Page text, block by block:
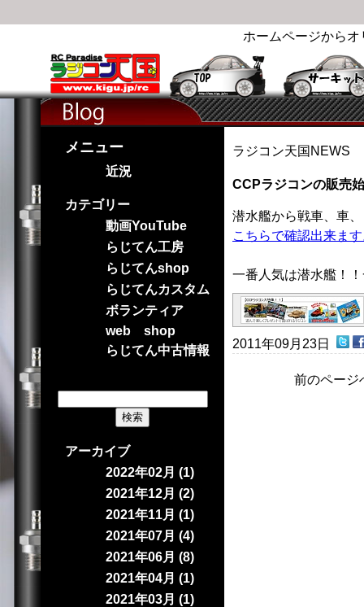
ホームページから
ラジコン天国NEWS
CCPラジコンの販売
潜水艦から戦車、車
こちらで確認出来ま
一番人気は潜水艦！
2011年09月23日
前のペー
メニュー
近況
カテゴリー
動画YouTube
らじてん工房
らじてんshop
らじてんカスタム
ボランティア
web shop
らじてん中古情報
アーカイブ
2022年02月 (1)
2021年12月 (2)
2021年11月 (1)
2021年07月 (4)
2021年06月 (8)
2021年04月 (1)
2021年03月 (1)